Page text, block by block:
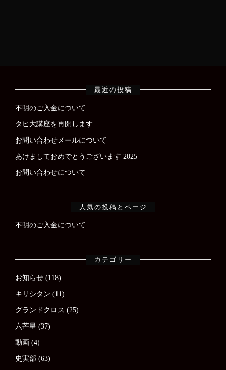
最近の投稿
不明のご入金について
タピ大講座を再開します
お問い合わせメールについて
あけましておめでとうございます 2025
お問い合わせについて
人気の投稿とページ
不明のご入金について
カテゴリー
お知らせ (118)
キリシタン (11)
グランドクロス (25)
六芒星 (37)
動画 (4)
史実部 (63)